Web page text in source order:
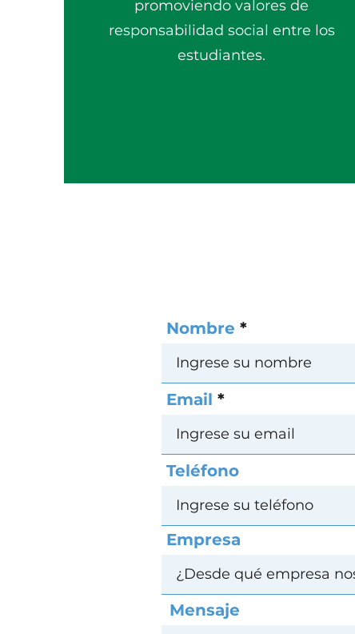
promoviendo valores de
responsabilidad social entre los
estudiantes.
Nombre
Email
Teléfono
Empresa
Mensaje